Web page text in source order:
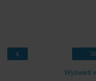
‹
Wyświetl